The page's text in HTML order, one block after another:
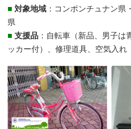
■ 対象地域 ：コンポンチュナン県
県
■ 支援品 ：自転車（新品、男子は
ッカー付）、修理道具、空気入れ